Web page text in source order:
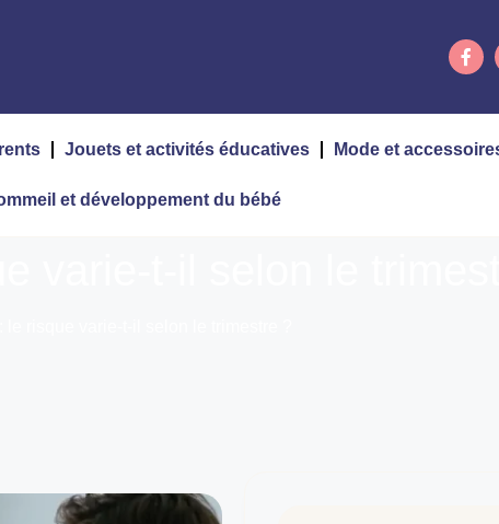
Jouets et activités éducatives Mode et
et développement du bébé